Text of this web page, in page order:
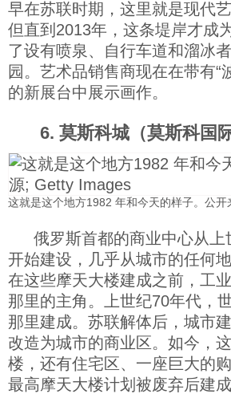
早在苏联时期，这里就是现代
但直到2013年，这条堤岸才成
了设有喷泉、自行车道和溜冰
园。艺术品销售商现在在带有“
的新展台中展示画作。
6. 莫斯科城（莫斯科国
这就是这个地方1982 年和今天的样子。公
俄罗斯首都的商业中心从上
开始建设，几乎从城市的任何
在这些摩天大楼建成之前，工
那里的主角。上世纪70年代，
那里建成。苏联解体后，城市
改造为城市的商业区。如今，
楼，还有住宅区、一座巨大的
最高摩天大楼计划被废弃后建